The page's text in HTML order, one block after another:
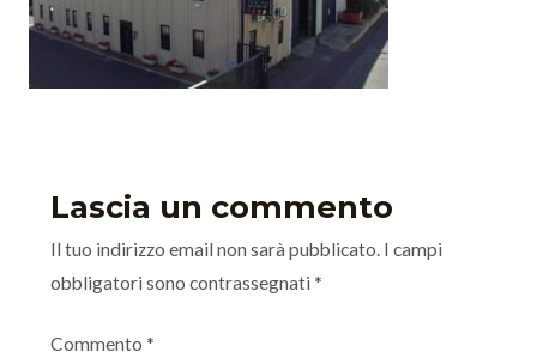
Lascia un commento
Il tuo indirizzo email non sarà pubblicato. I campi
obbligatori sono contrassegnati *
Commento *